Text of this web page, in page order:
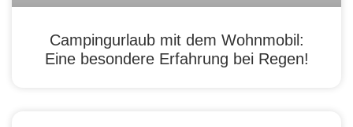
Campingurlaub mit dem Wohnmobil:
Eine besondere Erfahrung bei Regen!